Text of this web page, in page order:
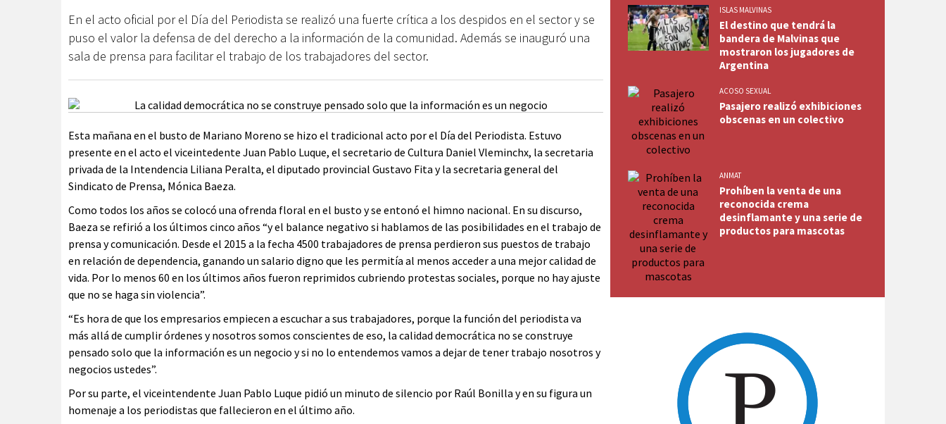
En el acto oficial por el Día del Periodista se realizó una fuerte crítica a los despidos en el sector y se
puso el valor la defensa de del derecho a la información de la comunidad. Además se inauguró una
sala de prensa para facilitar el trabajo de los trabajadores del sector.
Esta mañana en el busto de Mariano Moreno se hizo el tradicional acto por el Día del Periodista. Estuvo
presente en el acto el viceintedente Juan Pablo Luque, el secretario de Cultura Daniel Vleminchx, la secretaria
privada de la Intendencia Liliana Peralta, el diputado provincial Gustavo Fita y la secretaria general del
Sindicato de Prensa, Mónica Baeza.
Como todos los años se colocó una ofrenda floral en el busto y se entonó el himno nacional. En su discurso,
Baeza se refirió a los últimos cinco años “y el balance negativo si hablamos de las posibilidades en el trabajo de
prensa y comunicación. Desde el 2015 a la fecha 4500 trabajadores de prensa perdieron sus puestos de trabajo
en relación de dependencia, ganando un salario digno que les permitía al menos acceder a una mejor calidad de
vida. Por lo menos 60 en los últimos años fueron reprimidos cubriendo protestas sociales, porque no hay ajuste
que no se haga sin violencia”.
“Es hora de que los empresarios empiecen a escuchar a sus trabajadores, porque la función del periodista va
más allá de cumplir órdenes y nosotros somos conscientes de eso, la calidad democrática no se construye
pensado solo que la información es un negocio y si no lo entendemos vamos a dejar de tener trabajo nosotros y
negocios ustedes”.
Por su parte, el viceintendente Juan Pablo Luque pidió un minuto de silencio por Raúl Bonilla y en su figura un
homenaje a los periodistas que fallecieron en el último año.
ISLAS MALVINAS
El destino que tendrá la
bandera de Malvinas que
mostraron los jugadores de
Argentina
ACOSO SEXUAL
Pasajero realizó exhibiciones
obscenas en un colectivo
ANMAT
Prohíben la venta de una
reconocida crema
desinflamante y una serie de
productos para mascotas